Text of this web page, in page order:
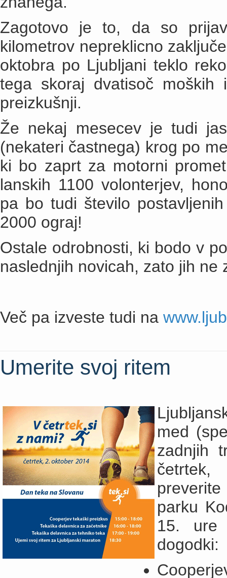
Zagotovo je to, da so
kilometrov nepreklicno
oktobra po Ljubljani teklo
tega skoraj dvatisoč
preizkušnji.
Že nekaj mesecev je tudi
(nekateri častnega) krog po
ki bo zaprt za motorni
lanskih 1100 volonterjev,
pa bo tudi število
2000 ograj!
Ostale odrobnosti, ki bodo v
naslednjih novicah, zato jih ne
Več pa izveste tudi na
Umerite svoj ritem
med
zadnjih
parku
15. ure
dogodki: